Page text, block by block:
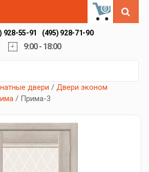
0
928-55-91 (495) 928-71-90
9:00 - 18:00
двери / Двери эконом
/ Прима-3